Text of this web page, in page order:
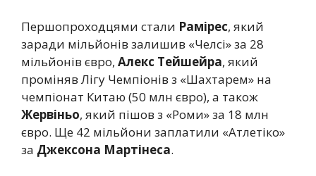
Першопроходцями стали Рамірес, який
заради мільйонів залишив «Челсі» за 28
мільйонів євро, Алекс Тейшейра, який
проміняв Лігу Чемпіонів з «Шахтарем» на
чемпіонат Китаю (50 млн євро), а також
Жервіньо, який пішов з «Роми» за 18 млн
євро. Ще 42 мільйони заплатили «Атлетіко»
за Джексона Мартінеса.